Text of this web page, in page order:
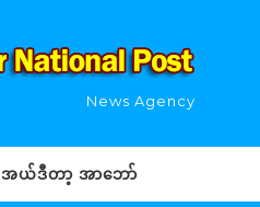
News Agency
အယ်ဒီတာ့ အာဘော်